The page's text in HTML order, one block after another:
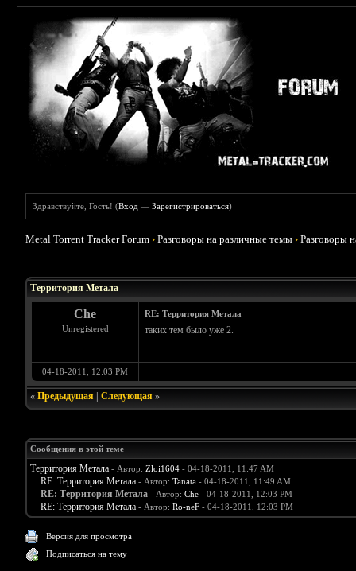
Здравствуйте, Гость! (Вход —Зарегистрироваться)
Metal Torrent Tracker Forum ›Разговоры на различные темы ›Разговоры
Территория Метала
Che
Unregistered
RE: Территория Метала
таких тем было уже 2.
04-18-2011, 12:03 PM
«Предыдущая |Следующая »
Сообщения в этой теме
Территория Метала - Автор:Zloi1604 - 04-18-2011, 11:47 AM
RE: Территория Метала - Автор:Tanata - 04-18-2011, 11:49 AM
RE: Территория Метала - Автор:Che - 04-18-2011, 12:03 PM
RE: Территория Метала - Автор:Ro-neF - 04-18-2011, 12:03 PM
Версия для просмотра
Подписаться на тему